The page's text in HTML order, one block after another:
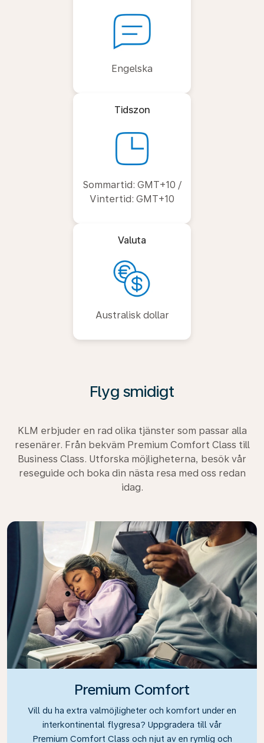
Engelska
Tidszon
Sommartid: GMT+10 /
Vintertid: GMT+10
Valuta
Australisk dollar
Flyg smidigt
KLM erbjuder en rad olika tjänster som passar alla
resenärer. Från bekväm Premium Comfort Class till
Business Class. Utforska möjligheterna, besök vår
reseguide och boka din nästa resa med oss redan
idag.
Premium Comfort
Vill du ha extra valmöjligheter och komfort under en
interkontinental flygresa? Uppgradera till vår
Premium Comfort Class och njut av en rymlig och